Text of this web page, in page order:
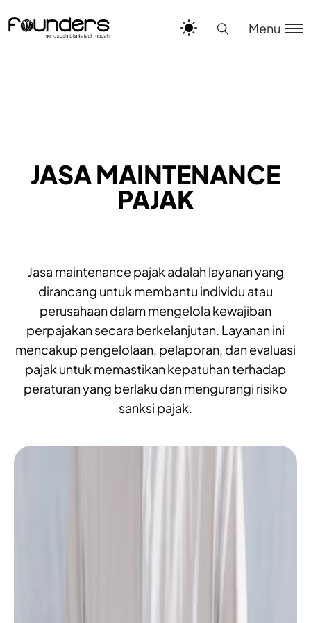
Menu
JASA MAINTENANCE
PAJAK
Jasa maintenance pajak adalah layanan yang
dirancang untuk membantu individu atau
perusahaan dalam mengelola kewajiban
perpajakan secara berkelanjutan. Layanan ini
mencakup pengelolaan, pelaporan, dan evaluasi
pajak untuk memastikan kepatuhan terhadap
peraturan yang berlaku dan mengurangi risiko
sanksi pajak.